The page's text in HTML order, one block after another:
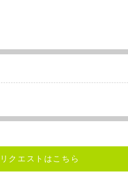
クエストはこちら